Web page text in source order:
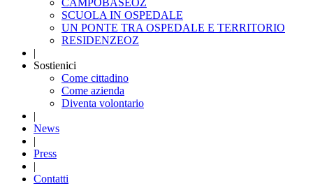
CAMPOBASEOZ
SCUOLA IN OSPEDALE
UN PONTE TRA OSPEDALE E TERRITORIO
RESIDENZEOZ
|
Sostienici
Come cittadino
Come azienda
Diventa volontario
|
News
|
Press
|
Contatti